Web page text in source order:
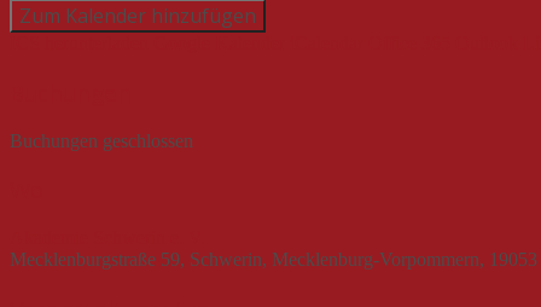
Zum Kalender hinzufügen
Buchungen geschlossen
Mecklenburgstraße 59, Schwerin, Mecklenburg-Vorpommern, 19053